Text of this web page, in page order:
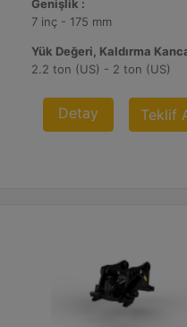
Genişlik :
7 inç - 175 mm
Yük Değeri, Kaldırma
2.2 ton (US) - 2 ton (US)
Detay Teklif